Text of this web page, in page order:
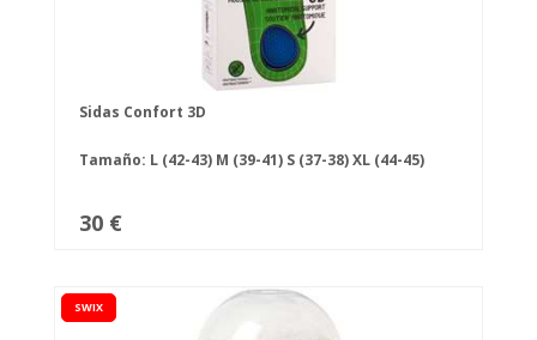
Sidas Confort 3D
Tamaño: L (42-43) M (39-41) S (37-38)XL (44-45)
30 €
SWIX